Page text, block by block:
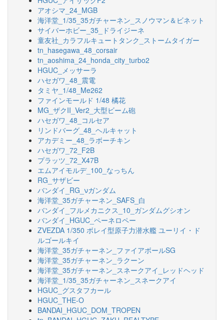
アオシマ_24_MGB
海洋堂_1/35_35ガチャーネン_スノウマン＆ビネット
サイバーホビー_35_ドライジーネ
童友社_カラフルキュートタンク_ストームタイガー
tn_hasegawa_48_corsair
tn_aoshima_24_honda_city_turbo2
HGUC_メッサーラ
ハセガワ_48_震電
タミヤ_1/48_Me262
ファインモールド 1/48 橘花
MG_ザクII_Ver2_大型ビーム砲
ハセガワ_48_コルセア
リンドバーグ_48_ヘルキャット
アカデミー_48_ラボーチキン
ハセガワ_72_F2B
プラッツ_72_X47B
エムアイモルデ_100_なっちん
RG_サザビー
バンダイ_RG_νガンダム
海洋堂_35ガチャーネン_SAFS_白
バンダイ_フルメカニクス_10_ガンダムグシオン
バンダイ_HGUC_ペーネロペー
ZVEZDA 1/350 ボレイ型原子力潜水艦 ユーリイ・ド
ルゴールキイ
海洋堂_35ガチャーネン_ファイアボールSG
海洋堂_35ガチャーネン_ラクーン
海洋堂_35ガチャーネン_スネークアイ_レッドヘッド
海洋堂_1/35_35ガチャーネン_スネークアイ
HGUC_グスタフカール
HGUC_THE-O
BANDAI_HGUC_DOM_TROPEN